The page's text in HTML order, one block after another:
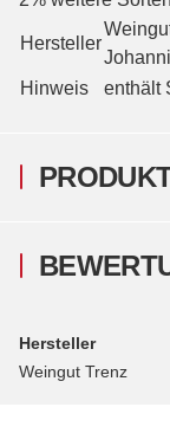
Hersteller
Hinweis
enthält
Hersteller
Weingut Trenz